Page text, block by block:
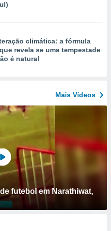
climática: a fórmula
revela se uma tempestade
é natural
Mais Vídeos
futebol em Narathiwat,